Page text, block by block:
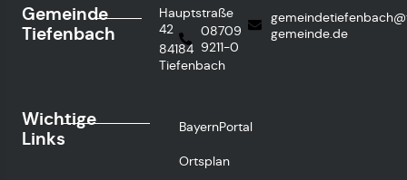
Gemeinde
Tiefenbach
Hauptstraße
42
84184
Tiefenbach
08709
9211-0
gemeinde.de
Wichtige
Links
BayernPortal
Ortsplan